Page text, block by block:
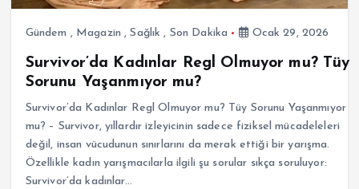
Gündem , Magazin ,Sağlık , Son Dakika Ocak 29, 2026
Survivor’da Kadınlar Regl Olmuyor mu? Tüy
Sorunu Yaşanmıyor mu?
Survivor’da Kadınlar Regl Olmuyor mu? Tüy Sorunu Yaşanmıyor
mu? – Survivor, yıllardır izleyicinin sadece fiziksel mücadeleleri
değil, insan vücudunun sınırlarını da merak ettiği bir yarışma.
Özellikle kadın yarışmacılarla ilgili şu sorular sıkça soruluyor:
Survivor’da kadınlar…